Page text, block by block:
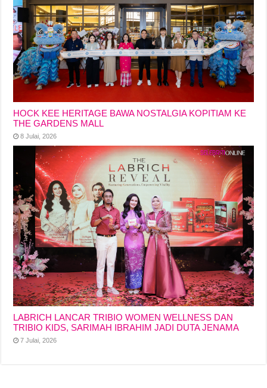
HOCK KEE HERITAGE BAWA NOSTALGIA KOPITIAM KE
THE GARDENS MALL
8 Julai, 2026
LABRICH LANCAR TRIBIO WOMEN WELLNESS DAN
TRIBIO KIDS, SARIMAH IBRAHIM JADI DUTA JENAMA
7 Julai, 2026